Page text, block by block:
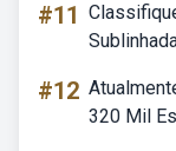
#11
#12
320 Mil